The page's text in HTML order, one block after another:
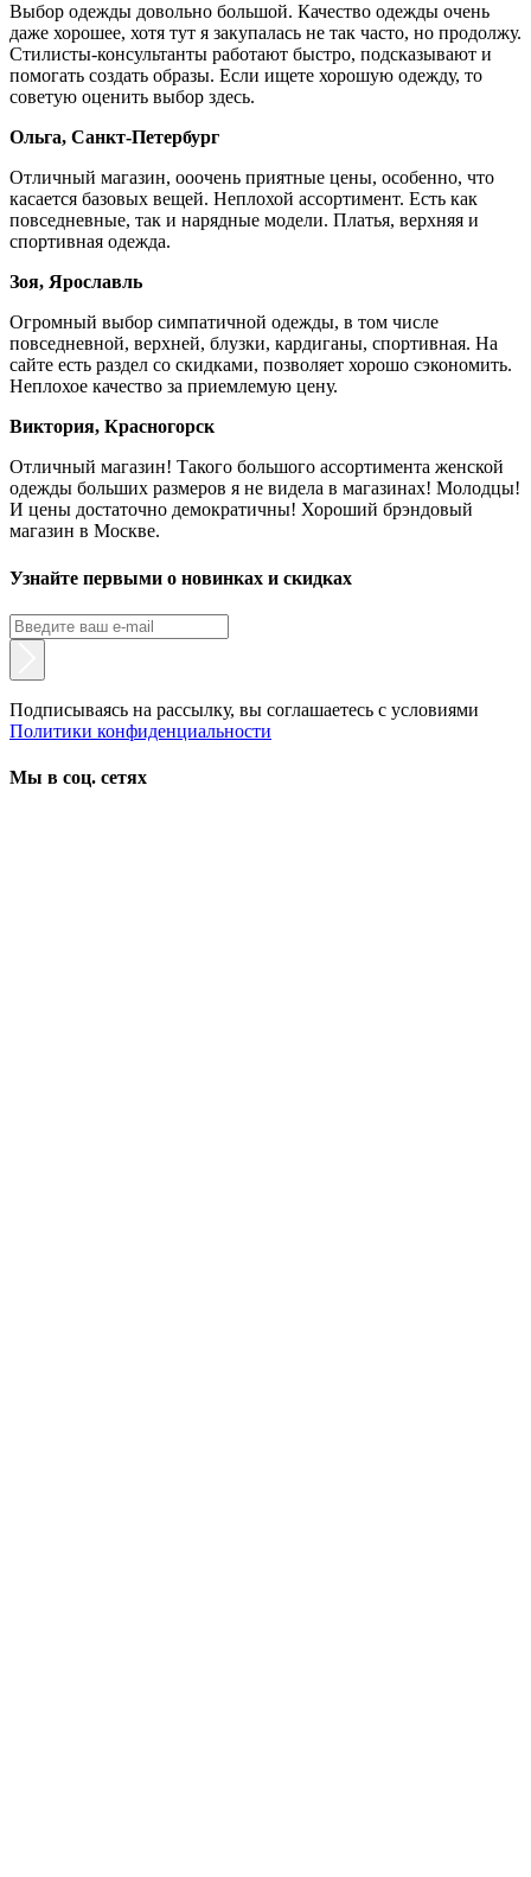
Выбор одежды довольно большой. Качество одежды очень
даже хорошее, хотя тут я закупалась не так часто, но продолжу.
Стилисты-консультанты работают быстро, подсказывают и
помогать создать образы. Если ищете хорошую одежду, то
советую оценить выбор здесь.
Ольга, Санкт-Петербург
Отличный магазин, ооочень приятные цены, особенно, что
касается базовых вещей. Неплохой ассортимент. Есть как
повседневные, так и нарядные модели. Платья, верхняя и
спортивная одежда.
Зоя, Ярославль
Огромный выбор симпатичной одежды, в том числе
повседневной, верхней, блузки, кардиганы, спортивная. На
сайте есть раздел со скидками, позволяет хорошо сэкономить.
Неплохое качество за приемлемую цену.
Виктория, Красногорск
Отличный магазин! Такого большого ассортимента женской
одежды больших размеров я не видела в магазинах! Молодцы!
И цены достаточно демократичны! Хороший брэндовый
магазин в Москве.
Узнайте первыми о новинках и скидках
Подписываясь на рассылку, вы соглашаетесь с условиями
Политики конфиденциальности
Мы в соц. сетях